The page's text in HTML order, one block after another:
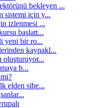
bekleyen ...
sistemi için y...
izlenmesi ...
başlatt...
yeni bir ro...
kaynakl...
oluşturuyor...
b...
elden sibe...